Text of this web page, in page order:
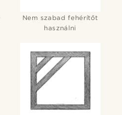
Nem szabad fehérítőt
használni